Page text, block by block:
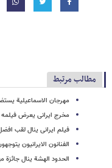
مطالب مرتبط
مهرجان الاسماعیلیة
مخرج ایرانی یعرض فیلمه
فیلم ایرانی ینال لقب
الفنانون الایرانیون
الحدود الهشة ینال جائزة